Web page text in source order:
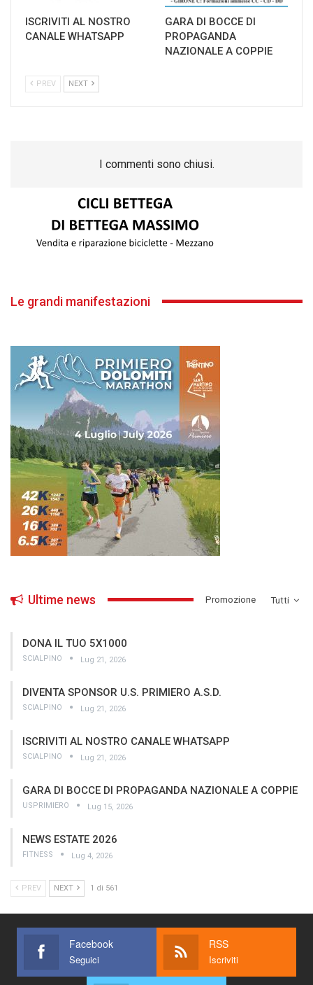
ISCRIVITI AL NOSTRO
CANALE WHATSAPP
GARA DI BOCCE DI
PROPAGANDA
NAZIONALE A COPPIE
PREV NEXT
I commenti sono chiusi.
Le grandi manifestazioni
Tutti
Ultime news ­Promozione
DONA IL TUO 5X1000
SCIALPINO Lug 21, 2026
DIVENTA SPONSOR U.S. PRIMIERO A.S.D.
SCIALPINO Lug 21, 2026
ISCRIVITI AL NOSTRO CANALE WHATSAPP
SCIALPINO Lug 21, 2026
GARA DI BOCCE DI PROPAGANDA NAZIONALE A COPPIE
USPRIMIERO Lug 15, 2026
NEWS ESTATE 2026
FITNESS Lug 4, 2026
PREV NEXT 1 di 561
Facebook
Seguici
RSS
Iscriviti